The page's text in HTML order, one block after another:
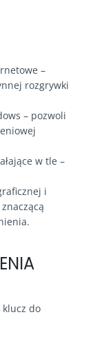
–
rozgrywki
– pozwoli
w tle –
i
klucz do